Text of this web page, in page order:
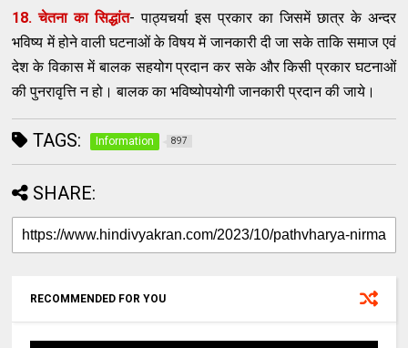
18. चेतना का सिद्धांत- पाठ्यचर्या इस प्रकार का जिसमें छात्र के अन्दर
भविष्य में होने वाली घटनाओं के विषय में जानकारी दी जा सके ताकि समाज एवं
देश के विकास में बालक सहयोग प्रदान कर सके और किसी प्रकार घटनाओं
की पुनरावृत्ति न हो। बालक का भविष्योपयोगी जानकारी प्रदान की जाये।
TAGS: Information 897
SHARE:
RECOMMENDED FOR YOU